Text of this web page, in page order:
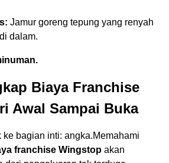
Jamur goreng tepung yang renyah
dalam.
Biaya Franchise
Awal Sampai Buka
ke bagian inti: angka.Memahami
franchise Wingstop akan